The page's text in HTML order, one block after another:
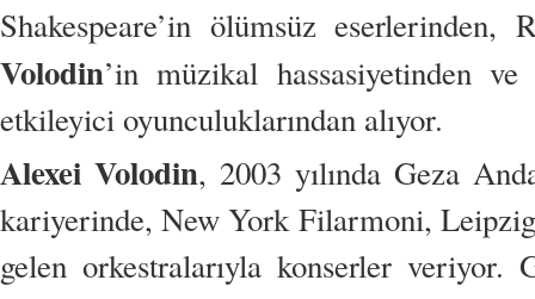
Shakespeare’in ölümsüz
Volodin’in müzikal hassasiyetinden
etkileyici oyunculuklarından alıyor.
Alexei Volodin, 2003 yılında Geza
kariyerinde, New York Filarmoni,
gelen orkestralarıyla konserler